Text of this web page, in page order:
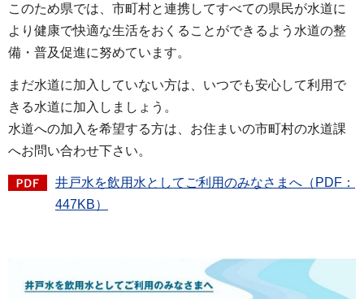
このため県では、市町村と連携してすべての県民が水道に
より健康で快適な生活をおくることができるよう水道の整
備・普及促進に努めています。
まだ水道に加入していない方は、いつでも安心して利用で
きる水道に加入しましょう。
水道への加入を希望する方は、お住まいの市町村の水道課
へお問い合わせ下さい。
井戸水を飲用水としてご利用のみなさまへ（PDF：
447KB）